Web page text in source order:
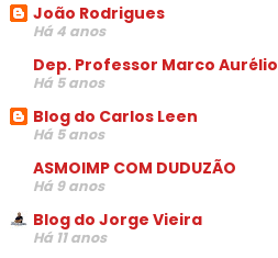
João Rodrigues
Há 4 anos
Dep. Professor Marco Aurélio
Há 5 anos
Blog do Carlos Leen
Há 5 anos
ASMOIMP COM DUDUZÃO
Há 9 anos
Blog do Jorge Vieira
Há 11 anos